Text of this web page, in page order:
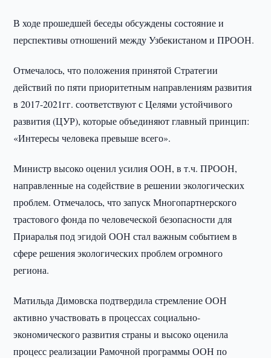
В ходе прошедшей беседы обсуждены состояние и
перспективы отношений между Узбекистаном и ПРООН.
Отмечалось, что положения принятой Стратегии
действий по пяти приоритетным направлениям развития
в 2017-2021гг. соответствуют с Целями устойчивого
развития (ЦУР), которые объединяют главный принцип:
«Интересы человека превыше всего».
Министр высоко оценил усилия ООН, в т.ч. ПРООН,
направленные на содействие в решении экологических
проблем. Отмечалось, что запуск Многопартнерского
трастового фонда по человеческой безопасности для
Приаралья под эгидой ООН стал важным событием в
сфере решения экологических проблем огромного
региона.
Матильда Димовска подтвердила стремление ООН
активно участвовать в процессах социально-
экономического развития страны и высоко оценила
процесс реализации Рамочной программы ООН по